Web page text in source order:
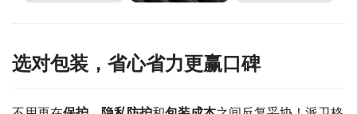
选对包装，省心省力更赢口碑